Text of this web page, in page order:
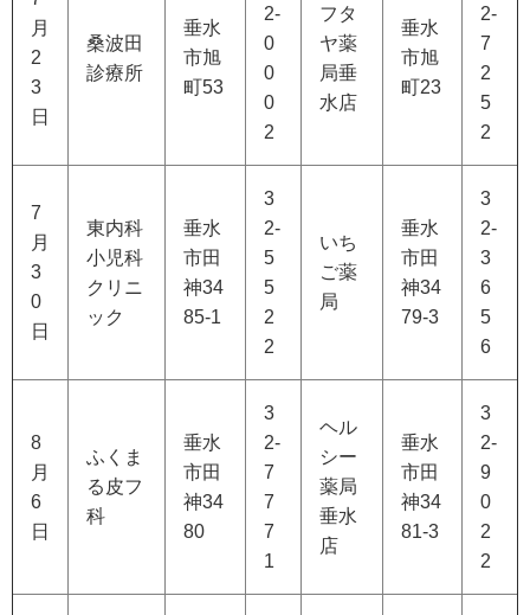
月
2
3
日
桑波田
診療所
垂水
市旭
町53
2-
0
0
0
2
フタ
ヤ薬
局垂
水店
垂水
市旭
町23
2-
7
2
5
2
7
月
3
0
日
東内科
小児科
クリニ
ック
垂水
市田
神34
85-1
3
2-
5
5
2
2
いち
ご薬
局
垂水
市田
神34
79-3
3
2-
3
6
5
6
8
月
6
日
ふくま
る皮フ
科
垂水
市田
神34
80
3
2-
7
7
7
1
ヘル
シー
薬局
垂水
店
垂水
市田
神34
81-3
3
2-
9
0
2
2